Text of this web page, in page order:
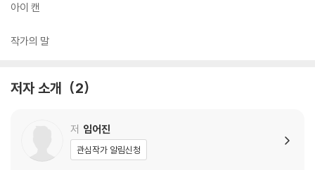
아이 캔
작가의 말
저자 소개 2
저 임어진
관심작가 알림신청